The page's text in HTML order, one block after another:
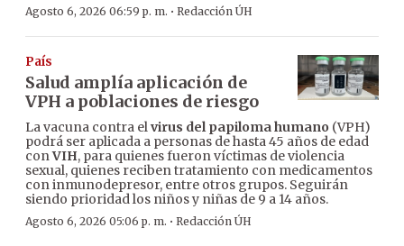
Agosto 6, 2026 06:59 p. m. · Redacción ÚH
País
Salud amplía aplicación de
VPH a poblaciones de riesgo
La vacuna contra elvirus del papiloma humano (VPH)
podrá ser aplicada a personas de hasta 45 años de edad
conVIH, para quienes fueron víctimas de violencia
sexual, quienes reciben tratamiento con medicamentos
con inmunodepresor, entre otros grupos. Seguirán
siendo prioridad los niños y niñas de 9 a 14 años.
Agosto 6, 2026 05:06 p. m. · Redacción ÚH